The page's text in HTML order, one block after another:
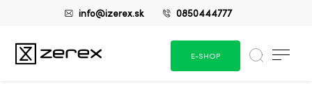
info@izerex.sk 0850444777
E-SHOP